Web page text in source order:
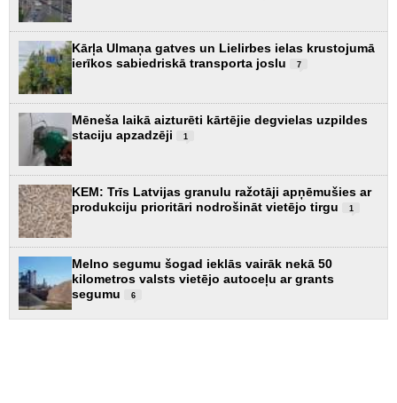
Kārļa Ulmaņa gatves un Lielirbes ielas krustojumā
ierīkos sabiedriskā transporta joslu
7
Mēneša laikā aizturēti kārtējie degvielas uzpildes
staciju apzadzēji
1
KEM: Trīs Latvijas granulu ražotāji apņēmušies ar
produkciju prioritāri nodrošināt vietējo tirgu
1
Melno segumu šogad ieklās vairāk nekā 50
kilometros valsts vietējo autoceļu ar grants
segumu
6